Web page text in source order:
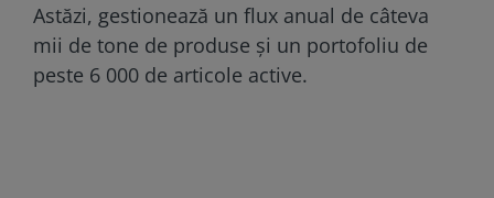
Astăzi, gestionează un flux anual de câteva
mii de tone de produse și un portofoliu de
peste 6 000 de articole active.